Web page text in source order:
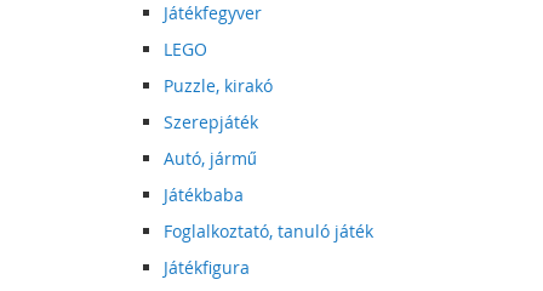
Játékfegyver
LEGO
Puzzle, kirakó
Szerepjáték
Autó, jármű
Játékbaba
Foglalkoztató, tanuló játék
Játékfigura